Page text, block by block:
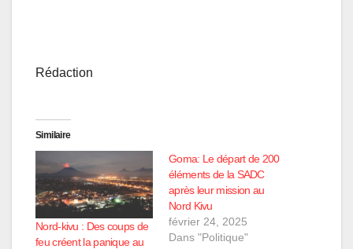
Rédaction
Similaire
Nord-kivu : Des coups de
feu créent la panique au
Goma: Le départ de 200
éléments de la SADC
après leur mission au
Nord Kivu
février 24, 2025
Dans "Politique"